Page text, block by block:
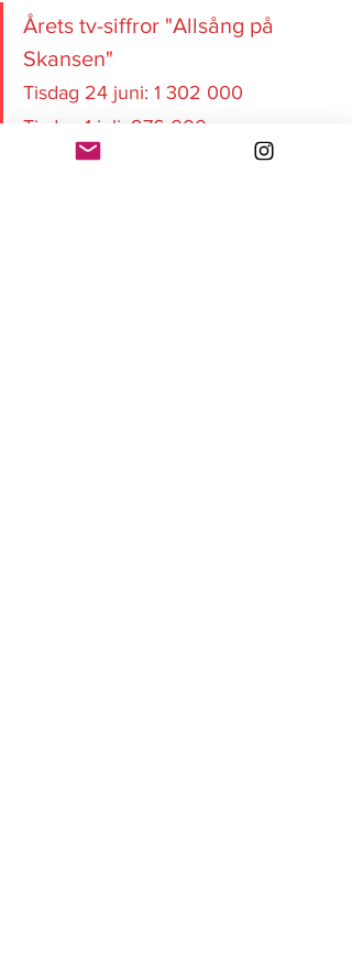
Årets tv-siffror "Allsång på
Skansen"
Tisdag 24 juni: 1 302 000
Tisdag 1 juli: 976 000
Tisdag 8 juli: 953 000